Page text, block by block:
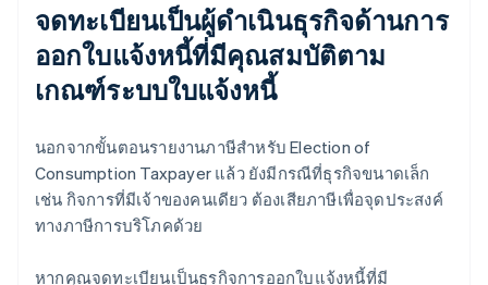
จดทะเบียนเป็นผู้ดำเนินธุรกิจด้านการ
ออกใบแจ้งหนี้ที่มีคุณสมบัติตาม
เกณฑ์ระบบใบแจ้งหนี้
นอกจากขั้นตอนรายงานภาษีสําหรับ Election of
Consumption Taxpayer แล้ว ยังมีกรณีที่ธุรกิจขนาดเล็ก
เช่น กิจการที่มีเจ้าของคนเดียว ต้องเสียภาษีเพื่อจุดประสงค์
ทางภาษีการบริโภคด้วย
หากคุณจดทะเบียนเป็นธุรกิจการออกใบแจ้งหนี้ที่มี